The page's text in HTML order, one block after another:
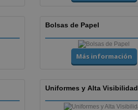
Bolsas de Papel
Más información
Uniformes y Alta Visibilidad